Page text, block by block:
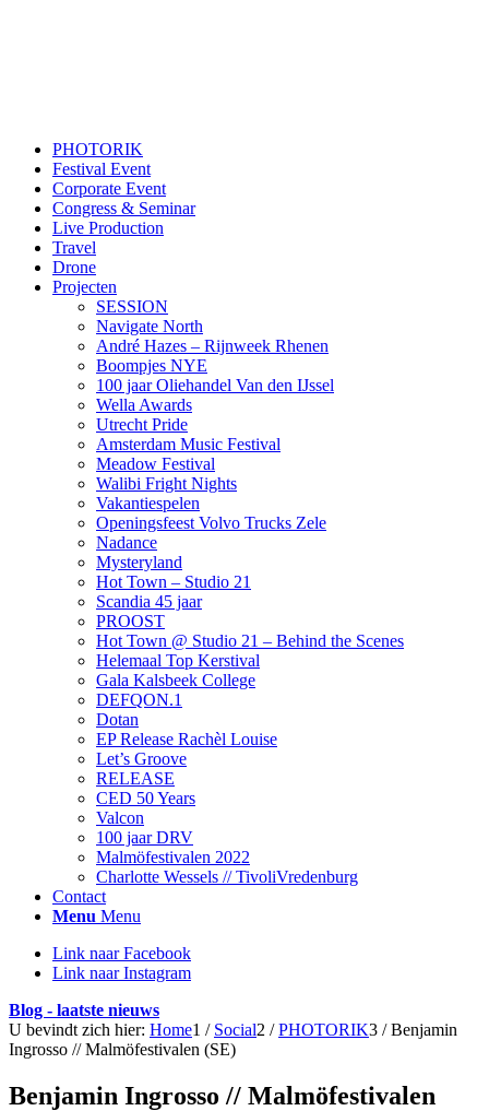
PHOTORIK
Festival Event
Corporate Event
Congress & Seminar
Live Production
Travel
Drone
Projecten
SESSION
Navigate North
André Hazes – Rijnweek Rhenen
Boompjes NYE
100 jaar Oliehandel Van den IJssel
Wella Awards
Utrecht Pride
Amsterdam Music Festival
Meadow Festival
Walibi Fright Nights
Vakantiespelen
Openingsfeest Volvo Trucks Zele
Nadance
Mysteryland
Hot Town – Studio 21
Scandia 45 jaar
PROOST
Hot Town @ Studio 21 – Behind the Scenes
Helemaal Top Kerstival
Gala Kalsbeek College
DEFQON.1
Dotan
EP Release Rachèl Louise
Let’s Groove
RELEASE
CED 50 Years
Valcon
100 jaar DRV
Malmöfestivalen 2022
Charlotte Wessels // TivoliVredenburg
Contact
Menu Menu
Link naar Facebook
Link naar Instagram
Blog - laatste nieuws
U bevindt zich hier: Home1 / Social2 / PHOTORIK3 / Benjamin
Ingrosso // Malmöfestivalen (SE)
Benjamin Ingrosso // Malmöfestivalen